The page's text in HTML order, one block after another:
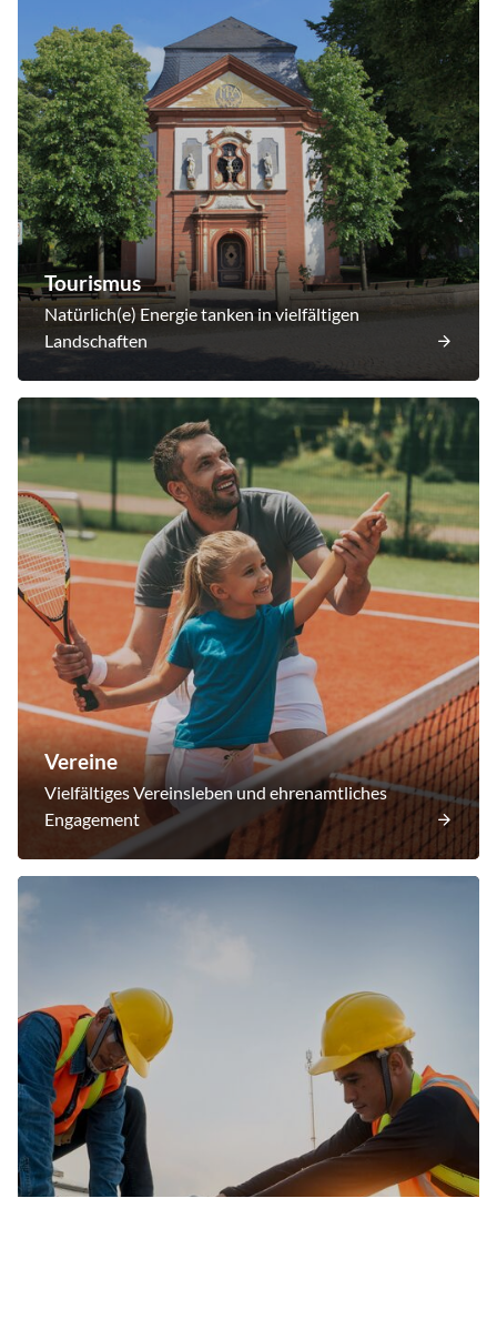
Tourismus
Natürlich(e) Energie tanken in vielfältigen
Landschaften
Vereine
Vielfältiges Vereinsleben und ehrenamtliches
Engagement